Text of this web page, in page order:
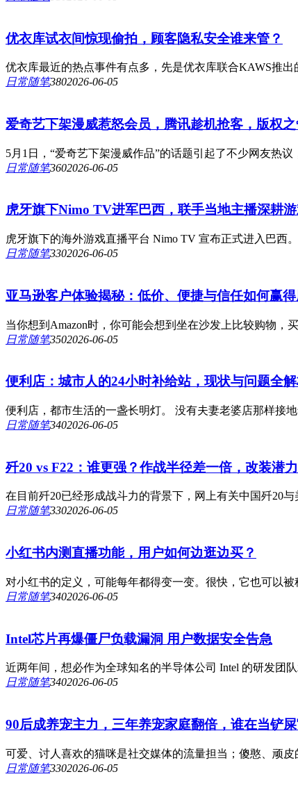
优衣库试衣间惊现偷拍，顾客隐私安全谁来管？
优衣库最近的热点事件有点多，先是优衣库联合KAWS推
日常随笔3802026-06-05
爱奇艺下架漫威惹怒会员，腾讯趁机抢客，版权
5月1日，“爱奇艺下架漫威作品”的话题引起了不少网友热
日常随笔3602026-06-05
虎牙旗下Nimo TV进军巴西，联手当地主播深耕
虎牙旗下的海外游戏直播平台 Nimo TV 宣布正式进入巴西
日常随笔3302026-06-05
亚马逊客户体验揭秘：低价、便捷与信任如何赢
当你想到Amazon时，你可能会想到坐在沙发上比较购物
日常随笔3502026-06-05
便利店：城市人的24小时补给站，现状与问题全
便利店，都市生活的一盏长明灯。 没有夫妻老婆店那样接
日常随笔3402026-06-05
歼20 vs F22：谁更强？作战半径差一倍，改装潜
在目前歼20已经形成战斗力的背景下，网上有关中国歼20
日常随笔3302026-06-05
小红书内测直播功能，用户如何边逛边买？
对小红书的定义，可能每年都得变一变。很快，它也可以
日常随笔3402026-06-05
Intel芯片再爆僵尸负载漏洞 用户数据安全告急
近两年间，想必作为全球知名的半导体公司 Intel 的研发团
日常随笔3402026-06-05
90后成养宠主力，三年养宠家庭翻倍，谁在当铲屎
可爱、讨人喜欢的猫咪是社交媒体的流量担当；傻憨、顽
日常随笔3302026-06-05